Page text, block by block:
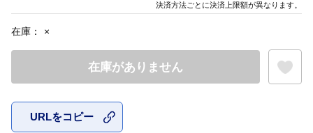
在庫： ×
在庫がありません
URLをコピー
決済方法ごとに決済上限額が異なります。